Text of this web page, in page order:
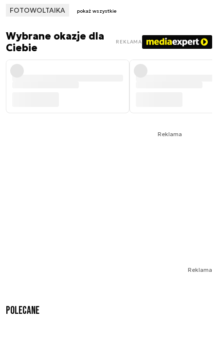
FOTOWOLTAIKA pokaż wszystkie
Wybrane okazje dla
Ciebie
REKLAMA
Reklama
Reklama
Polecane